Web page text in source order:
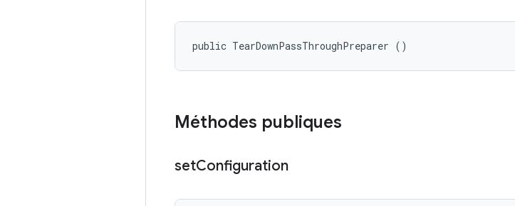
public TearDownPassThroughPreparer ()
Méthodes publiques
setConfiguration